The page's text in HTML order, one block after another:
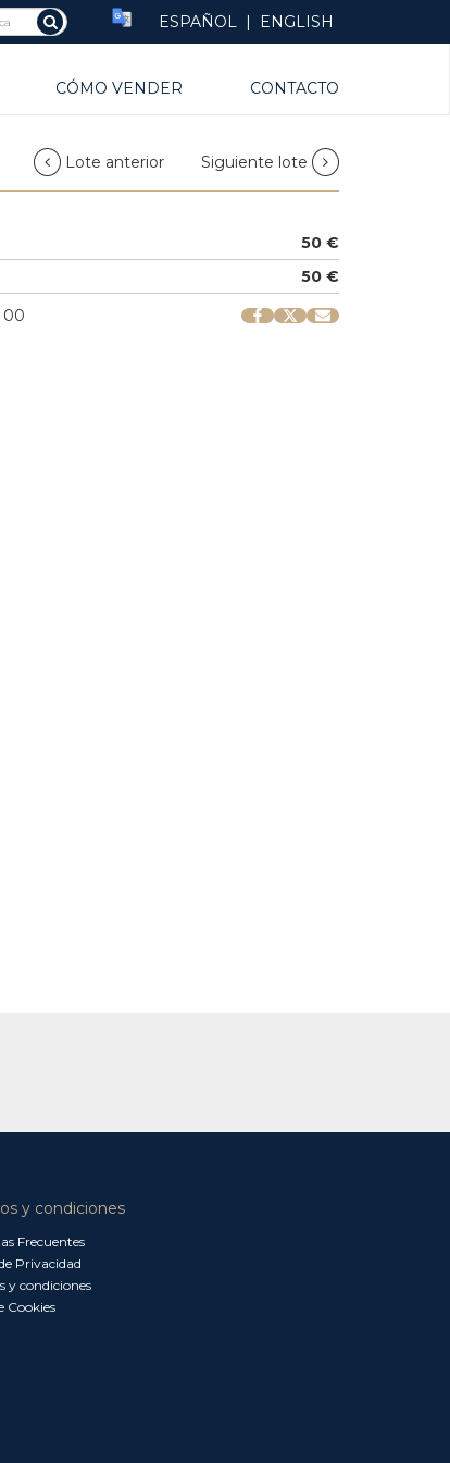
ESPAÑOL | ENGLISH
CÓMO VENDER CONTACTO
Lote anterior Siguiente lote
50 €
50 €
00
y condiciones
Frecuentes
Privacidad
y condiciones
Cookies